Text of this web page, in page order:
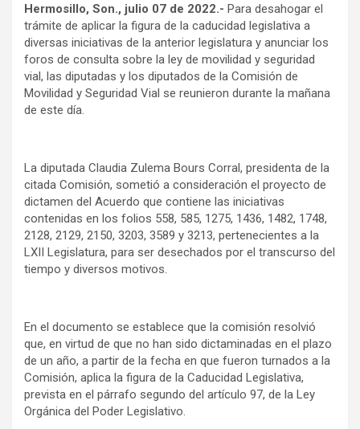
Hermosillo, Son., julio 07 de 2022.- Para desahogar el
trámite de aplicar la figura de la caducidad legislativa a
diversas iniciativas de la anterior legislatura y anunciar los
foros de consulta sobre la ley de movilidad y seguridad
vial, las diputadas y los diputados de la Comisión de
Movilidad y Seguridad Vial se reunieron durante la mañana
de este día.
La diputada Claudia Zulema Bours Corral, presidenta de la
citada Comisión, sometió a consideración el proyecto de
dictamen del Acuerdo que contiene las iniciativas
contenidas en los folios 558, 585, 1275, 1436, 1482, 1748,
2128, 2129, 2150, 3203, 3589 y 3213, pertenecientes a la
LXII Legislatura, para ser desechados por el transcurso del
tiempo y diversos motivos.
En el documento se establece que la comisión resolvió
que, en virtud de que no han sido dictaminadas en el plazo
de un año, a partir de la fecha en que fueron turnados a la
Comisión, aplica la figura de la Caducidad Legislativa,
prevista en el párrafo segundo del artículo 97, de la Ley
Orgánica del Poder Legislativo.